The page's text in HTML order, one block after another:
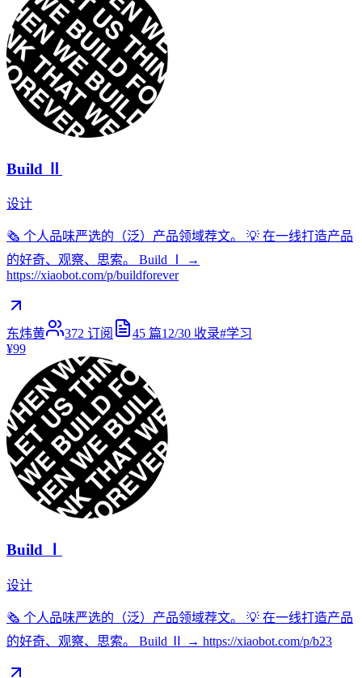
Build Ⅱ
设计
🗞 个人品味严选的（泛）产品领域荐文。 💡 在一线打造产品
的好奇、观察、思索。 Build Ⅰ →
https://xiaobot.com/p/buildforever
东炜黄 372 订阅 45 篇12/30 收录#学习
¥99
Build Ⅰ
设计
🗞 个人品味严选的（泛）产品领域荐文。 💡 在一线打造产品
的好奇、观察、思索。 Build Ⅱ → https://xiaobot.com/p/b23